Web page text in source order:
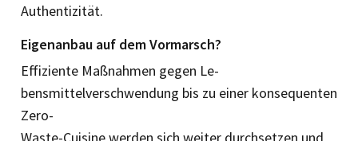
Authentizität.
Eigenanbau auf dem Vormarsch?
Effiziente Maßnahmen gegen Le­
bensmittelverschwendung bis zu einer konsequen­ten
Zero-
Waste-Cuisine werden sich weiter durchsetzen und